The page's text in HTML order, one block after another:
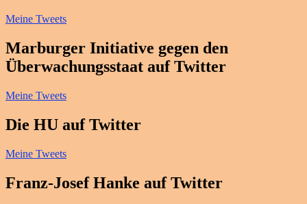
Meine Tweets
Marburger Initiative gegen den
Überwachungsstaat auf Twitter
Meine Tweets
Die HU auf Twitter
Meine Tweets
Franz-Josef Hanke auf Twitter